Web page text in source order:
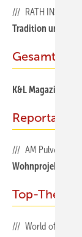
/// RATH INSIDE
Tradition und
Gesamt-
K&L Magazin 05/
Reportage
/// AM Pulverturm
Wohnprojekt mit
Top-Thema
/// World of